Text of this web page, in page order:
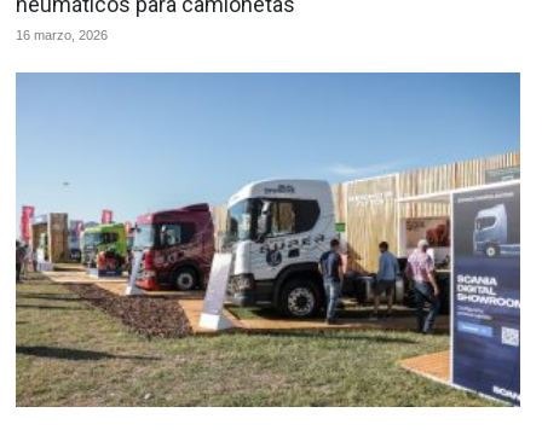
16 marzo, 2026